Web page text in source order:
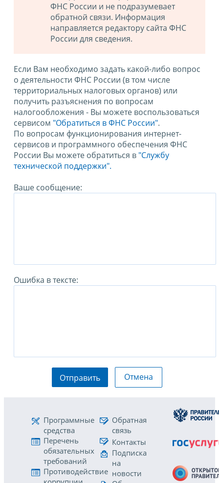
ФНС России и не подразумевает
обратной связи. Информация
направляется редактору сайта ФНС
России для сведения.
Если Вам необходимо задать какой-либо вопрос
о деятельности ФНС России (в том числе
территориальных налоговых органов) или
получить разъяснения по вопросам
налогообложения - Вы можете воспользоваться
сервисом "Обратиться в ФНС России".
По вопросам функционирования интернет-
сервисов и программного обеспечения ФНС
России Вы можете обратиться в "Службу
технической поддержки".
Ваше сообщение:
Ошибка в тексте:
Отправить Отмена
Программные
средства
Перечень
обязательных
требований
Противодействие
Обратная
связь
Контакты
Подписка
на
новости